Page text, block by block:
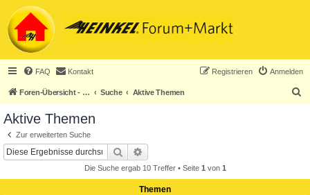
FAQ Kontakt Anmelden
Registrieren
Foren-Übersicht - ACHTUNG! Neuregistrierung nur noch für Heinkel-Club-Mitglieder! Suche Aktive Themen
Aktive Themen
Zur erweiterten Suche
Suche
Die Suche ergab 10 Treffer • Seite 1 von 1
Themen